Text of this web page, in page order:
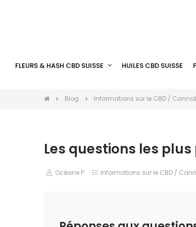
FLEURS & HASH CBD SUISSE HUILES CBD SUISSE
Blog Informations sur le CBD /
Les questions les
Océane P. Informations sur le CBD /